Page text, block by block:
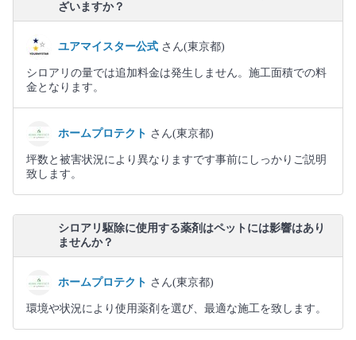
ざいますか？
ユアマイスター公式 さん(東京都)
シロアリの量では追加料金は発生しません。施工面積での料
金となります。
ホームプロテクト さん(東京都)
坪数と被害状況により異なりますです事前にしっかりご説明
致します。
シロアリ駆除に使用する薬剤はペットには影響はあり
ませんか？
ホームプロテクト さん(東京都)
環境や状況により使用薬剤を選び、最適な施工を致します。